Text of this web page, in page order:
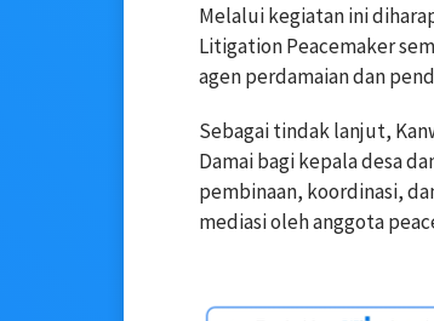
Melalui kegiatan ini
Litigation Peacemaker
agen perdamaian dan
Sebagai tindak lanjut,
Damai bagi kepala desa
pembinaan, koordinasi,
mediasi oleh anggota